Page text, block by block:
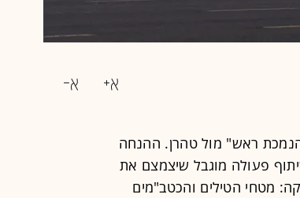
ראש" מול טהרן. ההנחה
פעולה מוגבל שיצמצם את
מטחי הטילים והכטב"מים